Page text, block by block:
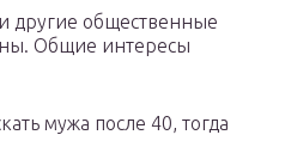
другие общественные
Общие интересы
мужа после 40, тогда